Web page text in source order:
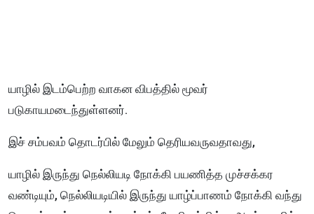
யாழில் இடம்பெற்ற வாகன விபத்தில் மூவர்
படுகாயமடைந்துள்ளனர்.
இச் சம்பவம் தொடர்பில் மேலும் தெரியவருவதாவது,
யாழில் இருந்து நெல்லியடி நோக்கி பயணித்த முச்சக்கர
வண்டியும், நெல்லியடியில் இருந்து யாழ்ப்பாணம் நோக்கி வந்து